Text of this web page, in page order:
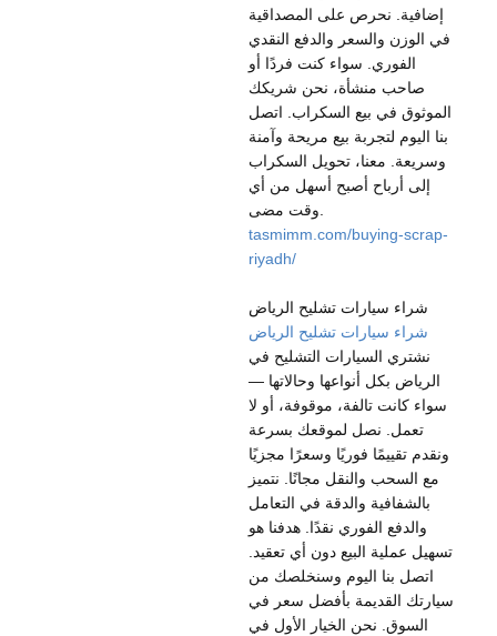
إضافية. نحرص على المصداقية
في الوزن والسعر والدفع النقدي
الفوري. سواء كنت فردًا أو
صاحب منشأة، نحن شريكك
الموثوق في بيع السكراب. اتصل
بنا اليوم لتجربة بيع مريحة وآمنة
وسريعة. معنا، تحويل السكراب
إلى أرباح أصبح أسهل من أي
tasmimm.com/buying-scrap-
riyadh/
شراء سيارات تشليح الرياض
شراء سيارات تشليح الرياض
نشتري السيارات التشليح في
الرياض بكل أنواعها وحالاتها —
سواء كانت تالفة، موقوفة، أو لا
تعمل. نصل لموقعك بسرعة
ونقدم تقييمًا فوريًا وسعرًا مجزيًا
مع السحب والنقل مجانًا. نتميز
بالشفافية والدقة في التعامل
والدفع الفوري نقدًا. هدفنا هو
تسهيل عملية البيع دون أي تعقيد.
اتصل بنا اليوم وسنخلصك من
سيارتك القديمة بأفضل سعر في
السوق. نحن الخيار الأول في